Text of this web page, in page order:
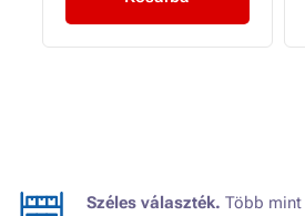
Széles választék. Több mint